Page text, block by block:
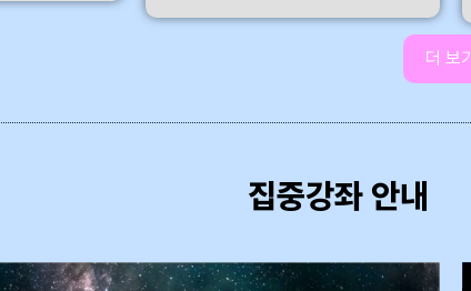
더 보기
집중강좌 안내